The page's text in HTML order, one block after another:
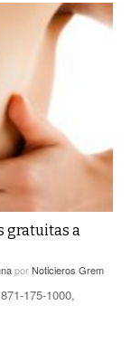
gratuitas a
porNoticieros Grem
175-1000,